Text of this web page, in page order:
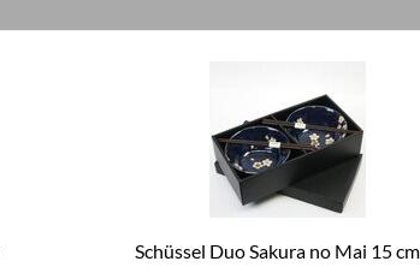
Schüssel Duo Sakura no Mai 15